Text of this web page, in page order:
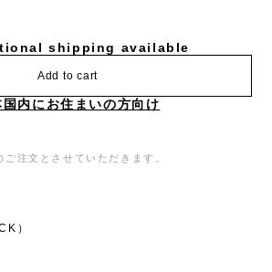
shipping available
Add to cart
国内にお住まいの方向け
注文とさせていただきます。
）